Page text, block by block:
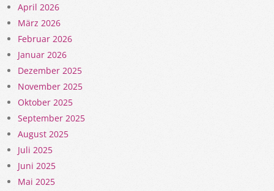
April 2026
März 2026
Februar 2026
Januar 2026
Dezember 2025
November 2025
Oktober 2025
September 2025
August 2025
Juli 2025
Juni 2025
Mai 2025